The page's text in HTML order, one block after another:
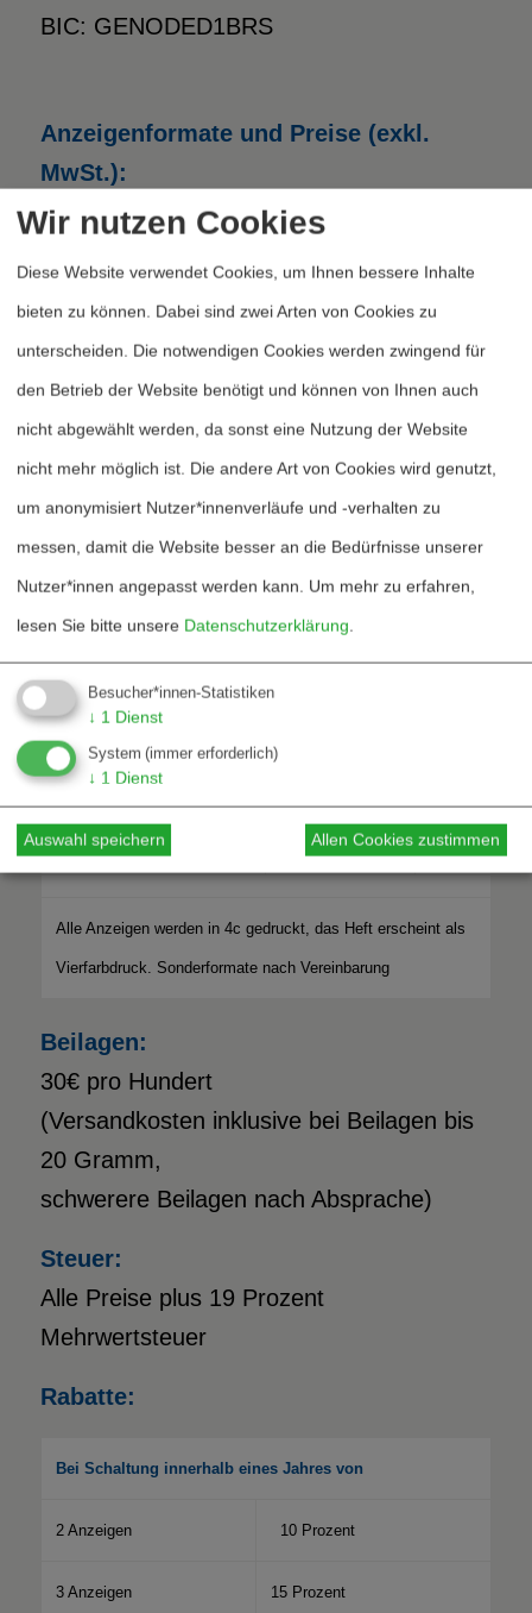
BIC: GENODED1BRS
Anzeigenformate und Preise (exkl.
MwSt.):
1/1 Seite 184 x 257 mm
1/3 Seite h 57 x 257 mm 240
1/12 Seite h 57 x 65 mm 75
1/2 Seite 184 x 129 mm
U4
ohne Anschnitt
inkl. 3 mm Anschnitt links
und unten
213 x 192 mm 850
Alle Anzeigen werden in 4c gedruckt, das Heft erscheint als
Vierfarbdruck. Sonderformate nach Vereinbarung
Beilagen:
30€ pro Hundert
(Versandkosten inklusive bei Beilagen bis
20 Gramm,
schwerere Beilagen nach Absprache)
Steuer:
Alle Preise plus 19 Prozent
Mehrwertsteuer
Rabatte:
Bei Schaltung innerhalb eines Jahres von
2 Anzeigen 10 Prozent
3 Anzeigen 15 Prozent
Wir nutzen Cookies
Diese Website verwendet Cookies, um Ihnen bessere Inhalte
bieten zu können. Dabei sind zwei Arten von Cookies zu
unterscheiden. Die notwendigen Cookies werden zwingend für
den Betrieb der Website benötigt und können von Ihnen auch
nicht abgewählt werden, da sonst eine Nutzung der Website
nicht mehr möglich ist. Die andere Art von Cookies wird genutzt,
um anonymisiert Nutzer*innenverläufe und -verhalten zu
messen, damit die Website besser an die Bedürfnisse unserer
Nutzer*innen angepasst werden kann. Um mehr zu erfahren,
lesen Sie bitte unsere Datenschutzerklärung.
Besucher*innen-Statistiken
↓ 1 Dienst
System (immer erforderlich)
↓ 1 Dienst
Auswahl speichern Allen Cookies zustimmen